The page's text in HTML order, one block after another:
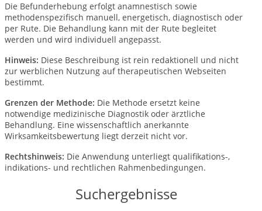
Die Befunderhebung erfolgt anamnestisch sowie
methodenspezifisch manuell, energetisch, diagnostisch oder
per Rute. Die Behandlung kann mit der Rute begleitet
werden und wird individuell angepasst.
Hinweis: Diese Beschreibung ist rein redaktionell und nicht
zur werblichen Nutzung auf therapeutischen Webseiten
bestimmt.
Grenzen der Methode: Die Methode ersetzt keine
notwendige medizinische Diagnostik oder ärztliche
Behandlung. Eine wissenschaftlich anerkannte
Wirksamkeitsbewertung liegt derzeit nicht vor.
Rechtshinweis: Die Anwendung unterliegt qualifikations-,
indikations- und rechtlichen Rahmenbedingungen.
Suchergebnisse